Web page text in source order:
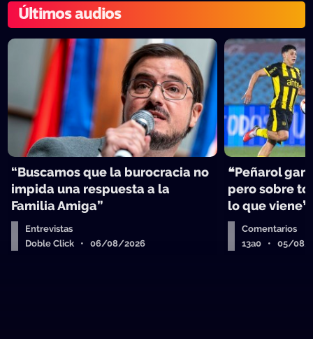
Últimos audios
“Buscamos que la burocracia no
impida una respuesta a la
Familia Amiga”
Entrevistas
Doble Click • 06/08/2026
❝Peñarol
pero sobre
lo que viene❞
Comentarios
13a0 • 05/08/